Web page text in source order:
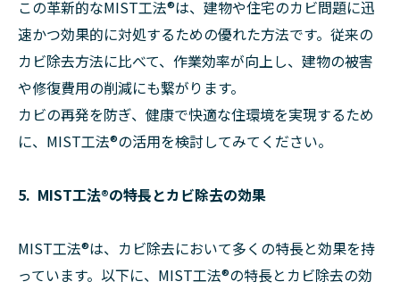
この革新的なMIST工法®︎は、建物や住宅のカビ問題に迅
速かつ効果的に対処するための優れた方法です。従来の
カビ除去方法に比べて、作業効率が向上し、建物の被害
や修復費用の削減にも繋がります。
カビの再発を防ぎ、健康で快適な住環境を実現するため
に、MIST工法®︎の活用を検討してみてください。
5. MIST工法®︎の特長とカビ除去の効果
MIST工法®︎は、カビ除去において多くの特長と効果を持
っています。以下に、MIST工法®︎の特長とカビ除去の効